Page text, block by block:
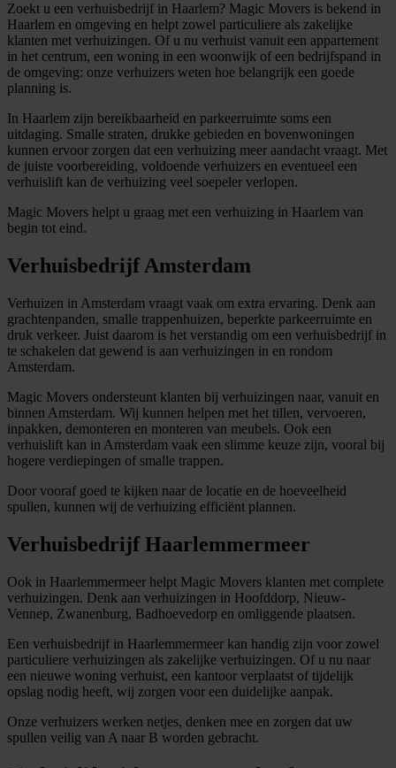
Zoekt u een verhuisbedrijf in Haarlem? Magic Movers is bekend in
Haarlem en omgeving en helpt zowel particuliere als zakelijke
klanten met verhuizingen. Of u nu verhuist vanuit een appartement
in het centrum, een woning in een woonwijk of een bedrijfspand in
de omgeving: onze verhuizers weten hoe belangrijk een goede
planning is.
In Haarlem zijn bereikbaarheid en parkeerruimte soms een
uitdaging. Smalle straten, drukke gebieden en bovenwoningen
kunnen ervoor zorgen dat een verhuizing meer aandacht vraagt. Met
de juiste voorbereiding, voldoende verhuizers en eventueel een
verhuislift kan de verhuizing veel soepeler verlopen.
Magic Movers helpt u graag met een verhuizing in Haarlem van
begin tot eind.
Verhuisbedrijf Amsterdam
Verhuizen in Amsterdam vraagt vaak om extra ervaring. Denk aan
grachtenpanden, smalle trappenhuizen, beperkte parkeerruimte en
druk verkeer. Juist daarom is het verstandig om een verhuisbedrijf in
te schakelen dat gewend is aan verhuizingen in en rondom
Amsterdam.
Magic Movers ondersteunt klanten bij verhuizingen naar, vanuit en
binnen Amsterdam. Wij kunnen helpen met het tillen, vervoeren,
inpakken, demonteren en monteren van meubels. Ook een
verhuislift kan in Amsterdam vaak een slimme keuze zijn, vooral bij
hogere verdiepingen of smalle trappen.
Door vooraf goed te kijken naar de locatie en de hoeveelheid
spullen, kunnen wij de verhuizing efficiënt plannen.
Verhuisbedrijf Haarlemmermeer
Ook in Haarlemmermeer helpt Magic Movers klanten met complete
verhuizingen. Denk aan verhuizingen in Hoofddorp, Nieuw-
Vennep, Zwanenburg, Badhoevedorp en omliggende plaatsen.
Een verhuisbedrijf in Haarlemmermeer kan handig zijn voor zowel
particuliere verhuizingen als zakelijke verhuizingen. Of u nu naar
een nieuwe woning verhuist, een kantoor verplaatst of tijdelijk
opslag nodig heeft, wij zorgen voor een duidelijke aanpak.
Onze verhuizers werken netjes, denken mee en zorgen dat uw
spullen veilig van A naar B worden gebracht.